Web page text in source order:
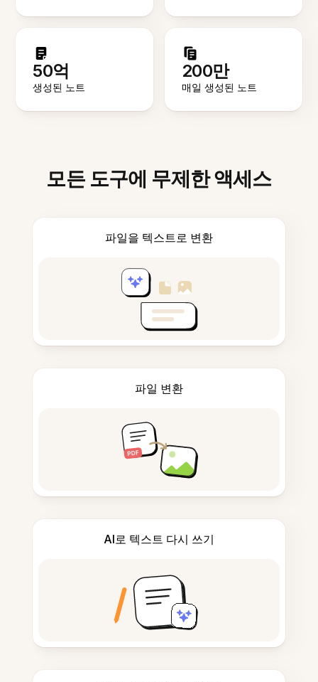
50억
생성된 노트
200만
매일 생성된 노트
모든 도구에 무제한 액세스
파일을 텍스트로 변환
파일 변환
AI로 텍스트 다시 쓰기